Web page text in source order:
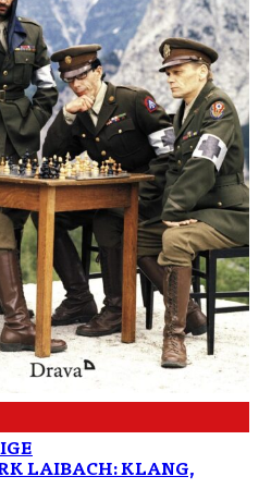
LAIBACH: KLANG,